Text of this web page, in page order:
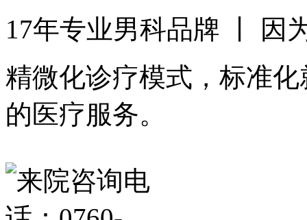
17年专业男科品牌 丨 因
精微化诊疗模式，标准
的医疗服务。